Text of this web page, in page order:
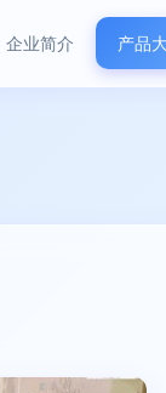
企业简介 产品